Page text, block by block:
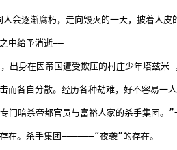
会逐渐腐朽，走向毁灭的一天，披着人
中给予消逝——
身在因帝国遭受欺压的村庄少年塔兹米
而各自分散。经历各种劫难，好不容易一
门暗杀帝都官员与富裕人家的杀手集团。
在。杀手集团——————“夜袭”的存在。